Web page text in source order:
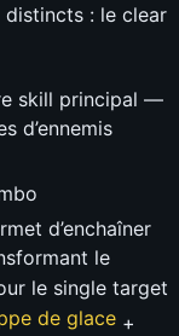
distincts : le clear
skill principal —
d’ennemis
d’enchaîner
le
le single target
de glace +